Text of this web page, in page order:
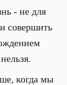
- не для
совершить
когда мы